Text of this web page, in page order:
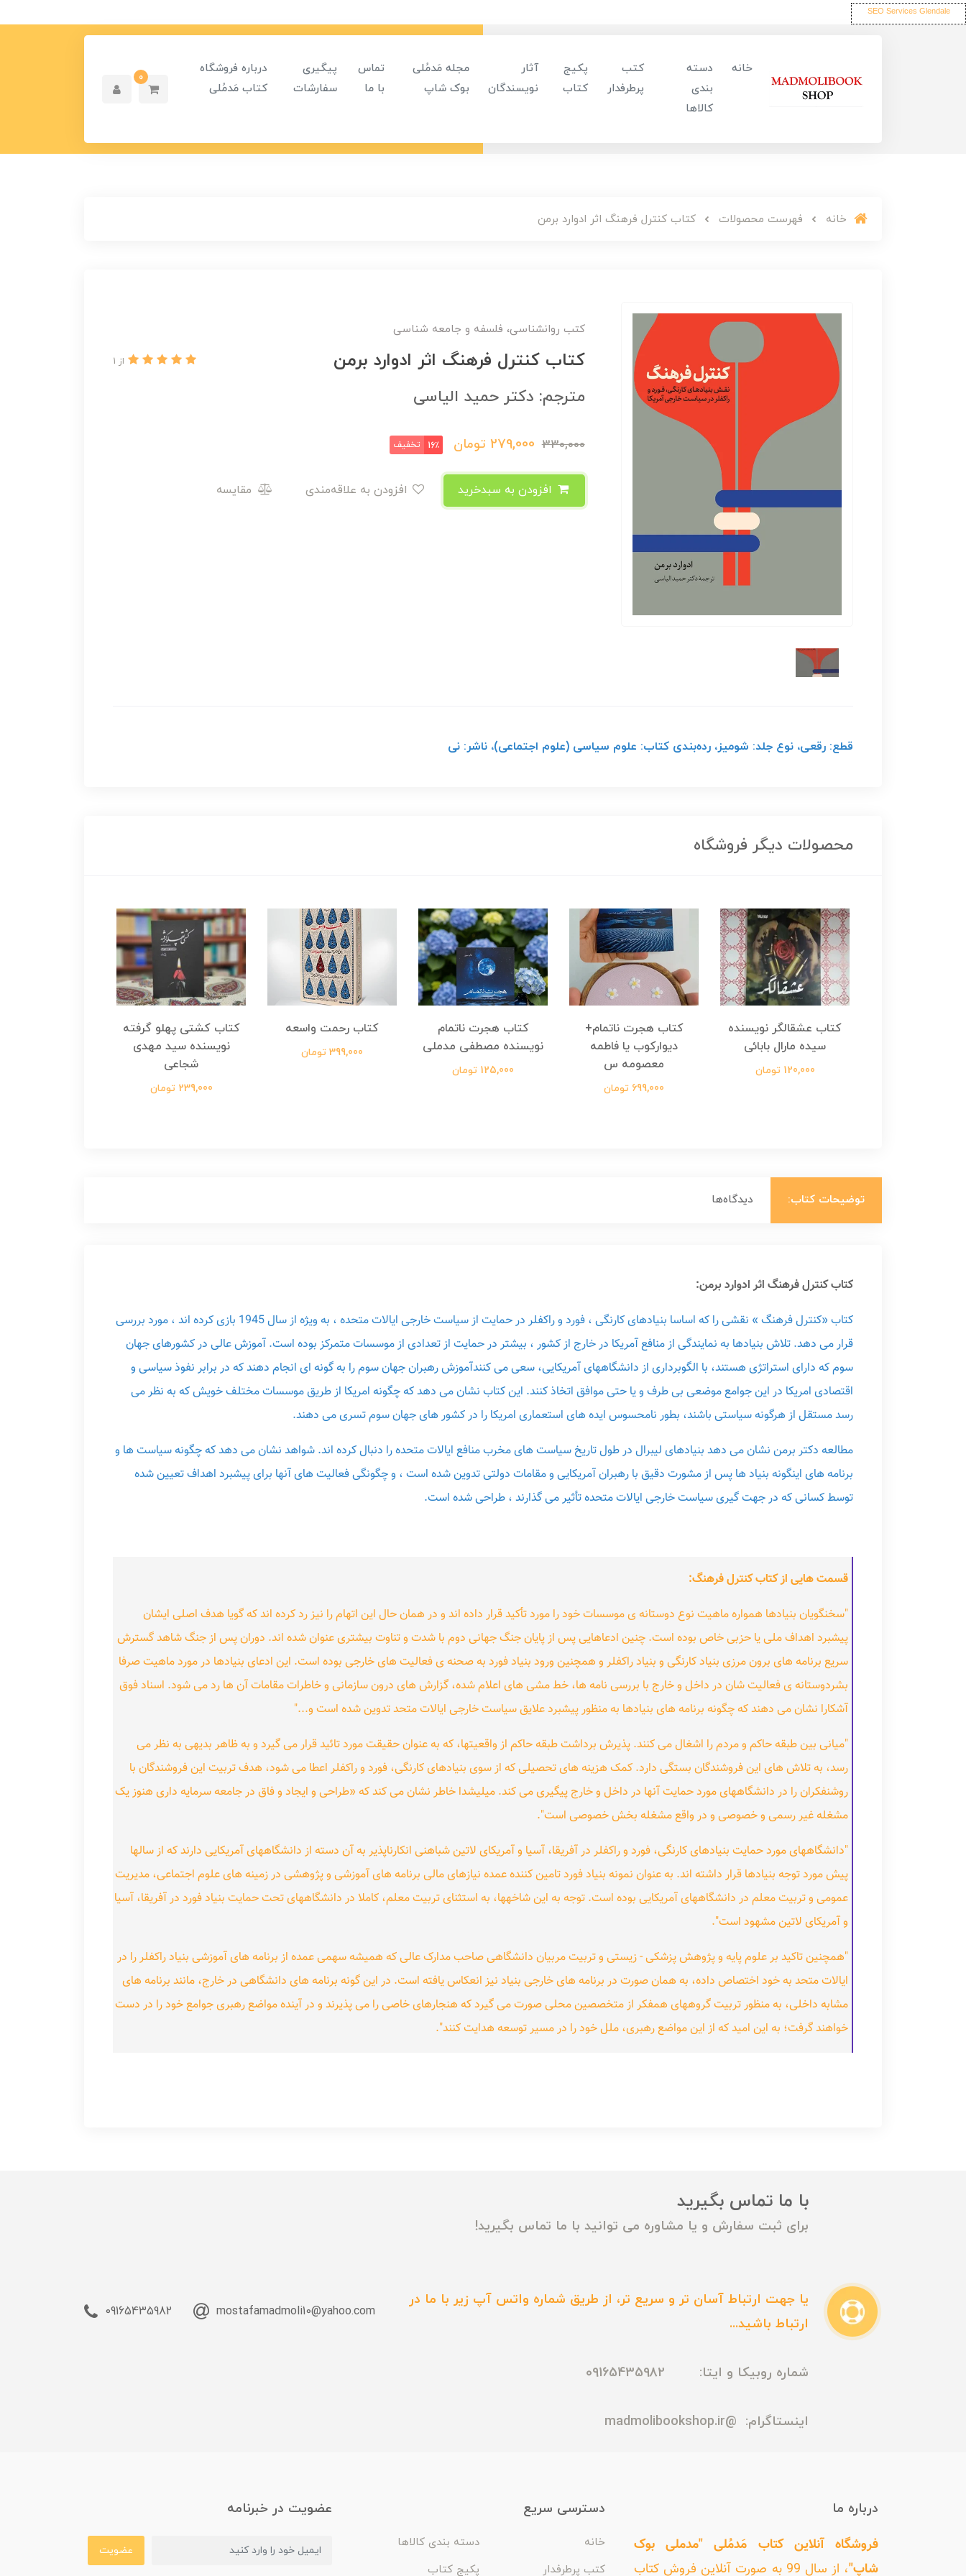
SEO Services Glendale
خانه
دسته
بندی
کالاها
کتب
پرطرفدار
پکیج
کتاب
آثار
نویسندگان
مجله مَدمُلی
بوک شاپ
تماس
با ما
پیگیری
سفارشات
درباره فروشگاه
کتاب مَدمُلی
0
خانه فهرست محصولات کتاب کنترل فرهنگ اثر ادوارد برمن
کتب روانشناسی، فلسفه و جامعه شناسی
کتاب کنترل فرهنگ اثر ادوارد برمن از 1
مترجم: دکتر حمید الیاسی
330,000
279,000 تومان 16٪ تخفیف
مقایسه
قطع: رقعی، نوع جلد: شومیز، رده‌بندی کتاب: علوم سیاسی (علوم اجتماعی)، ناشر: نی
محصولات دیگر فروشگاه
کتاب عشقالگر نویسنده
سیده مارال بابائی
120,000 تومان
کتاب هجرت ناتمام+
دیوارکوب یا فاطمه
معصومه س
699,000 تومان
کتاب هجرت ناتمام
نویسنده مصطفی مدملی
125,000 تومان
کتاب رحمت واسعه
399,000 تومان
کتاب کشتی پهلو گرفته
نویسنده سید مهدی
شجاعی
239,000 تومان
توضیحات کتاب: دیدگاه‌ها
کتاب کنترل فرهنگ اثر ادوارد برمن:
کتاب «کنترل فرهنگ » نقشی را که اساسا بنیادهای کارنگی ، فورد و راکفلر در حمایت از سیاست خارجی ایالات متحده ، به ویژه از سال 1945 بازی کرده اند ، مورد بررسی
قرار می دهد. تلاش بنیادها به نمایندگی از منافع آمریکا در خارج از کشور ، بیشتر در حمایت از تعدادی از موسسات متمرکز بوده است. آموزش عالی در کشورهای جهان
سوم که دارای استراتژی هستند، با الگوبرداری از دانشگاههای آمریکایی، سعی می کنندآموزش رهبران جهان سوم را به گونه ای انجام دهند که در برابر نفوذ سیاسی و
اقتصادی امریکا در این جوامع موضعی بی طرف و یا حتی موافق اتخاذ کنند. این کتاب نشان می دهد که چگونه امریکا از طریق موسسات مختلف خویش که به نظر می
رسد مستقل از هرگونه سیاستی باشند، بطور نامحسوس ایده های استعماری امریکا را در کشور های جهان سوم تسری می دهند.
مطالعه دکتر برمن نشان می دهد بنیادهای لیبرال در طول تاریخ سیاست های مخرب منافع ایالات متحده را دنبال کرده اند. شواهد نشان می دهد که چگونه سیاست ها و
برنامه های اینگونه بنیاد ها پس از مشورت دقیق با رهبران آمریکایی و مقامات دولتی تدوین شده است ، و چگونگی فعالیت های آنها برای پیشبرد اهداف تعیین شده
توسط کسانی که در جهت گیری سیاست خارجی ایالات متحده تأثیر می گذارند ، طراحی شده است.
قسمت هایی از کتاب کنترل فرهنگ:
"سخنگویان بنیادها همواره ماهیت نوع دوستانه ی موسسات خود را مورد تأکید قرار داده اند و در همان حال این اتهام را نیز رد کرده اند که گویا هدف اصلی ایشان
پیشبرد اهداف ملی یا حزبی خاص بوده است. چنین ادعاهایی پس از پایان جنگ جهانی دوم با شدت و تناوت بیشتری عنوان شده اند. دوران پس از جنگ شاهد گسترش
سریع برنامه های برون مرزی بنیاد کارنگی و بنیاد راکفلر و همچنین ورود بنیاد فورد به صحنه ی فعالیت های خارجی بوده است. این ادعای بنیادها در مورد ماهیت صرفا
بشردوستانه ی فعالیت شان در داخل و خارج با بررسی نامه ها، خط مشی های اعلام شده، گزارش های درون سازمانی و خاطرات مقامات آن ها رد می شود. اسناد فوق
آشکارا نشان می دهند که چگونه برنامه های بنیادها به منظور پیشبرد علایق سیاست خارجی ایالات متحد تدوین شده است و..."
"میانی بین طبقه حاکم و مردم را اشغال می کنند. پذیرش برداشت طبقه حاکم از واقعیتها، که به عنوان حقیقت مورد تائید قرار می گیرد و به ظاهر بدیهی به نظر می
رسد، به تلاش های این فروشندگان بستگی دارد. کمک هزینه های تحصیلی که از سوی بنیادهای کارنگی، فورد و راکفلر اعطا می شود، هدف تربیت این فروشندگان با
روشنفکران را در دانشگاههای مورد حمایت آنها در داخل و خارج پیگیری می کند. میلیشدا خاطر نشان می کند که «طراحی و ایجاد و فاق در جامعه سرمایه داری هنوز یک
مشغله غیر رسمی و خصوصی و در واقع مشغله بخش خصوصی است".
"دانشگاههای مورد حمایت بنیادهای کارنگی، فورد و راکفلر در آفریقا، آسیا و آمریکای لاتین شباهنی انکارناپذیر به آن دسته از دانشگاههای آمریکایی دارند که از سالها
پیش مورد توجه بنیادها قرار داشته اند. به عنوان نمونه بنیاد فورد تامین کننده عمده نیازهای مالی برنامه های آموزشی و پژوهشی در زمینه های علوم اجتماعی، مدیریت
عمومی و تربیت معلم در دانشگاههای آمریکایی بوده است. توجه به این شاخهها، به استثنای تربیت معلم، کاملا در دانشگاههای تحت حمایت بنیاد فورد در آفریقا، آسیا
و آمریکای لاتین مشهود است".
"همچنین تاکید بر علوم پایه و پژوهش پزشکی - زیستی و تربیت مربیان دانشگاهی صاحب مدارک عالی که همیشه سهمی عمده از برنامه های آموزشی بنیاد راکفلر را در
ایالات متحد به خود اختصاص داده، به همان صورت در برنامه های خارجی بنیاد نیز انعکاس یافته است. در این گونه برنامه های دانشگاهی در خارج، مانند برنامه های
مشابه داخلی، به منظور تربیت گروههای همفکر از متخصصین محلی صورت می گیرد که هنجارهای خاصی را می پذیرند و در آینده مواضع رهبری جوامع خود را در دست
خواهند گرفت؛ به این امید که از این مواضع رهبری، ملل خود را در مسیر توسعه هدایت کنند".
با ما تماس بگیرید
برای ثبت سفارش و یا مشاوره می توانید با ما تماس بگیرید!
یا جهت ارتباط آسان تر و سریع تر، از طریق شماره واتس آپ زیر با ما در
ارتباط باشید...
شماره روبیکا و ایتا: 09165435982
اینستاگرام: @madmolibookshop.ir
mostafamadmoli10@yahoo.com
09165435982
درباره ما
فروشگاه آنلاین کتاب مَدمُلی "مدملی بوک
شاپ"
، از سال 99 به صورت آنلاین فروش کتاب
دسترسی سریع
خانه
دسته بندی کالاها
کتب پرطرفدار
پکیج کتاب
عضویت در خبرنامه
عضویت